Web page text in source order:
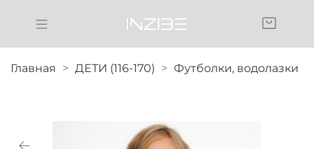
Главная ДЕТИ (116-170) Футболки, водолазки